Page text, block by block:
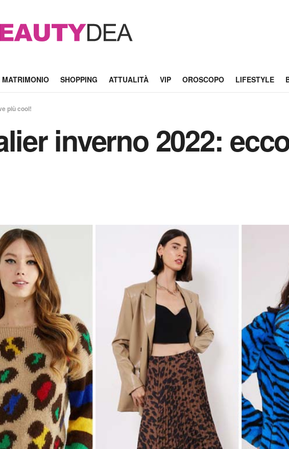
MATRIMONIO SHOPPING ATTUALITÀ VIP OROSCOPO LIFESTYLE
più cool!
inverno 2022: